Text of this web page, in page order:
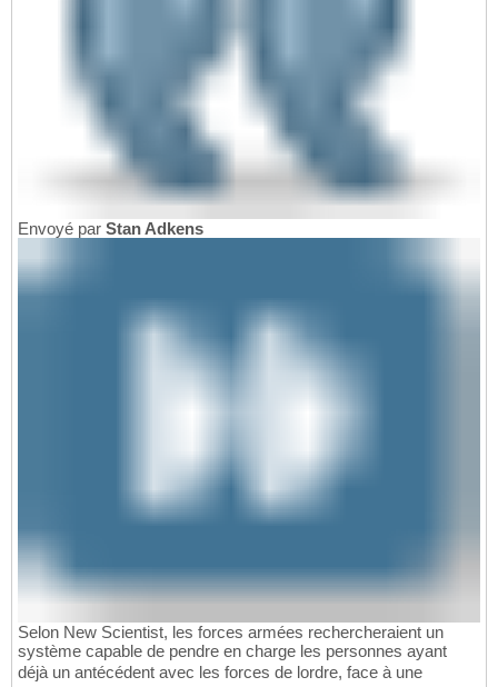
Envoyé par Stan Adkens
Selon New Scientist, les forces armées rechercheraient un
système capable de pendre en charge les personnes ayant
déjà un antécédent avec les forces de lordre, face à une